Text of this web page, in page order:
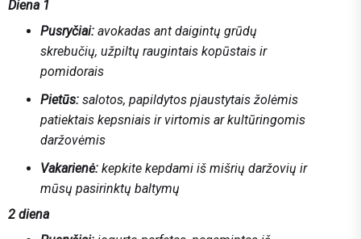
Diena 1
Pusryčiai: avokadas ant daigintų grūdų
skrebučių, užpiltų raugintais kopūstais ir
pomidorais
Pietūs: salotos, papildytos pjaustytais žolėmis
patiektais kepsniais ir virtomis ar kultūringomis
daržovėmis
Vakarienė: kepkite kepdami iš mišrių daržovių ir
mūsų pasirinktų baltymų
2 diena